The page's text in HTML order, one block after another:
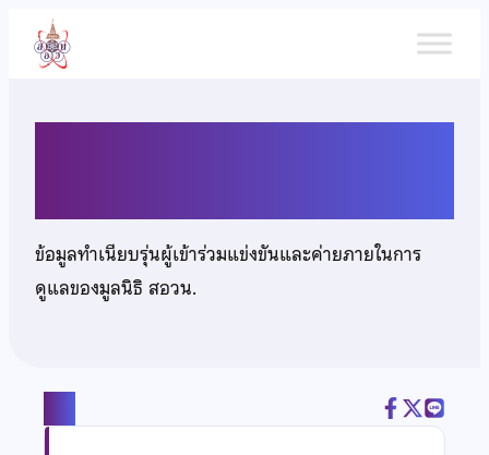
เนื้อหา
ข้อมูลทำเนียบรุ่นผู้เข้าร่วมแข่งขันและค่ายภายในการ
ดูแลของมูลนิธิ สอวน.